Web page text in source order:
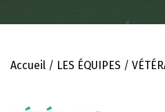
Accueil / LES ÉQUIPES /